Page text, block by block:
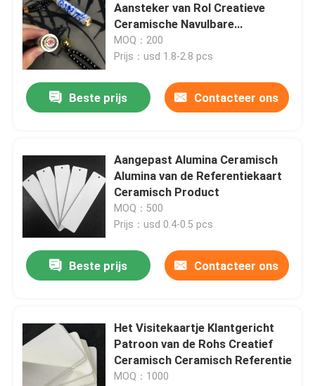
Aansteker van Rol Creatieve
Ceramische Navulbare
Elektronische Usb
MOQ：200
Prijs：usd 1.8-2.8 pcs
Beste prijs Contacteer ons
Aangepast Alumina Ceramisch
Alumina van de Referentiekaart
Ceramisch Product
MOQ：500
Prijs：usd 0.4-0.5 pcs
Beste prijs Contacteer ons
Het Visitekaartje Klantgericht
Patroon van de Rohs Creatief
Ceramisch Ceramisch Referentie
MOQ：1000